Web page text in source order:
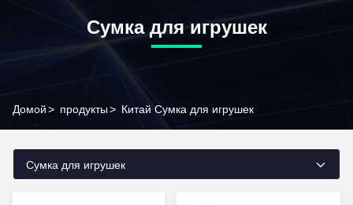
Сумка для игрушек
Домой> продукты> Китай Сумка для игрушек
Сумка для игрушек